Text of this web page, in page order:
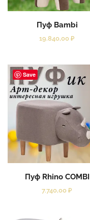
Пуф Bambi
19.840,00 ₽
Save
Пуф Rhino COMBI
7.740,00 ₽